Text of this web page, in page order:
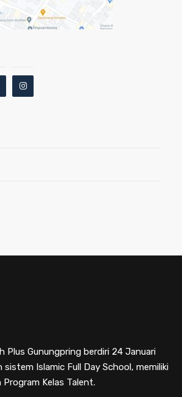
Plus Gunungpring berdiri 24 Januari
sistem Islamic Full Day School, memiliki
Kelas Talent.